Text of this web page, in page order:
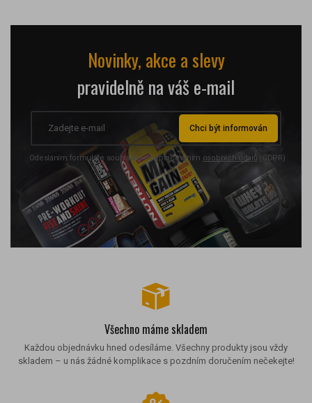
Novinky, akce a slevy
pravidelně na váš e-mail
Chci být informován
Odesláním formuláře souhlasíte se zpracováním osobních údajů (GDPR)
Všechno máme skladem
Každou objednávku hned odesíláme. Všechny produkty jsou vždy
skladem – u nás žádné komplikace s pozdním doručením nečekejte!